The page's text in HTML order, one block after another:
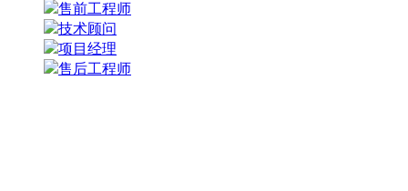
售前工程师
技术顾问
项目经理
售后工程师